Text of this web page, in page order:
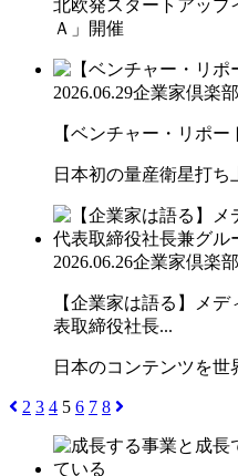
北欧発スタートアッ
Ａ」開催
2026.06.29企業家倶楽
【ベンチャー・リポ
日本初の量産衛星打ち
2026.06.26企業家倶楽
【企業家は語る】メ
表取締役社長...
日本のコンテンツを世
2 3 4 5 6 7 8